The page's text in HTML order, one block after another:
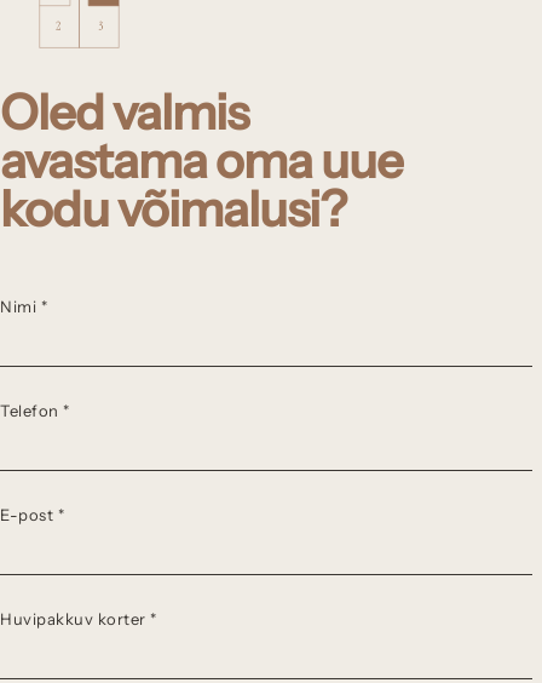
Oled valmis
avastama oma uue
kodu võimalusi?
Nimi *
Telefon *
E-post *
Huvipakkuv korter *